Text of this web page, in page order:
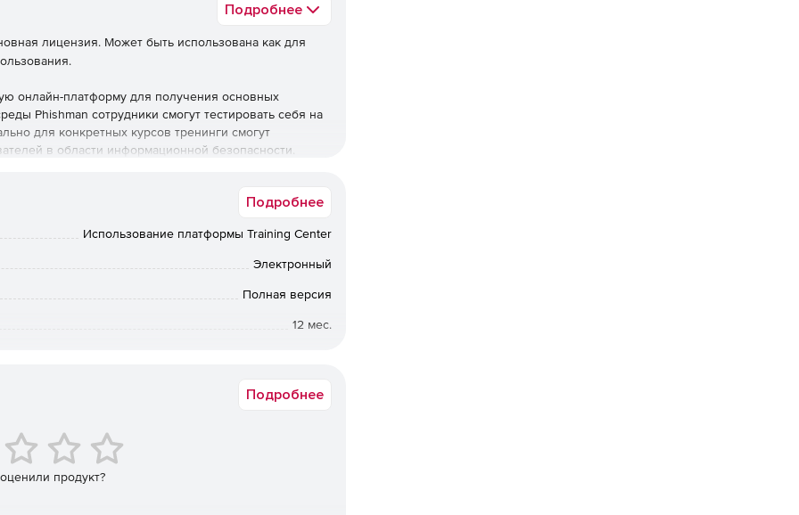
Подробнее
лицензия. Может быть использована как для
онлайн-платформу для получения основных
Phishman сотрудники смогут тестировать себя на
для конкретных курсов тренинги смогут
в области информационной безопасности.
оптимизировать и знания сотрудников об
персонала основам кибербезопасности.
Center позволит:
принятых мер и ограничений по ИБ;
Подробнее
Использование платформы Training Center
Электронный
Полная версия
12 мес.
Подробнее
продукт?